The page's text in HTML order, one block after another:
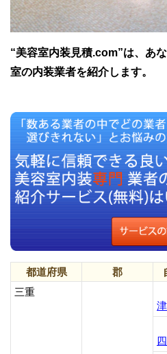
“美容室内装見積.com”は、あ
室の内装業者を紹介します。
都道府県 郡
三重